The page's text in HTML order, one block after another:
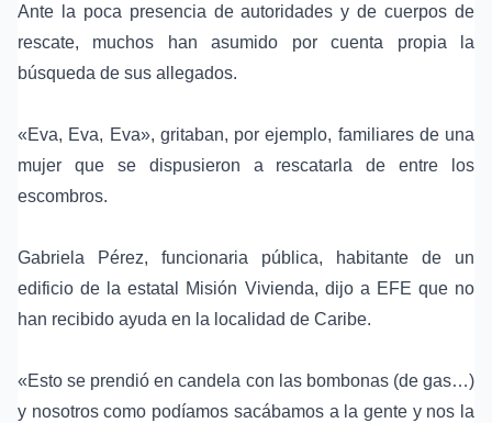
Ante la poca presencia de autoridades y de cuerpos de
rescate, muchos han asumido por cuenta propia la
búsqueda de sus allegados.
«Eva, Eva, Eva», gritaban, por ejemplo, familiares de una
mujer que se dispusieron a rescatarla de entre los
escombros.
Gabriela Pérez, funcionaria pública, habitante de un
edificio de la estatal Misión Vivienda, dijo a EFE que no
han recibido ayuda en la localidad de Caribe.
«Esto se prendió en candela con las bombonas (de gas…)
y nosotros como podíamos sacábamos a la gente y nos la